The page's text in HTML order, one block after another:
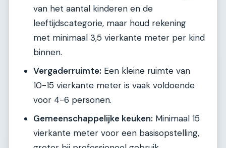
van het aantal kinderen en de
leeftijdscategorie, maar houd rekening
met minimaal 3,5 vierkante meter per kind
binnen.
Vergaderruimte: Een kleine ruimte van
10-15 vierkante meter is vaak voldoende
voor 4-6 personen.
Gemeenschappelijke keuken: Minimaal 15
vierkante meter voor een basisopstelling,